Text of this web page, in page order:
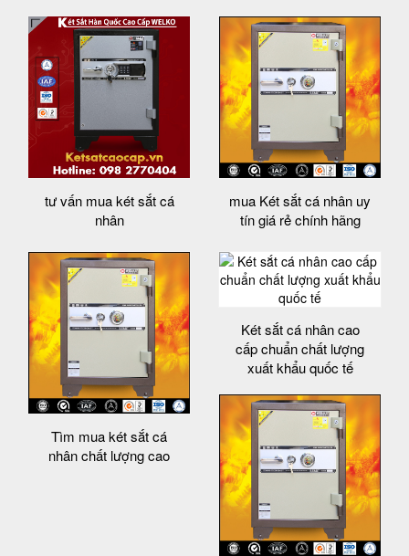
tư vấn mua két sắt cá
nhân
mua Két sắt cá nhân uy
tín giá rẻ chính hãng
Tìm mua két sắt cá
nhân chất lượng cao
Két sắt cá nhân cao
cấp chuẩn chất lượng
xuất khẩu quốc tế